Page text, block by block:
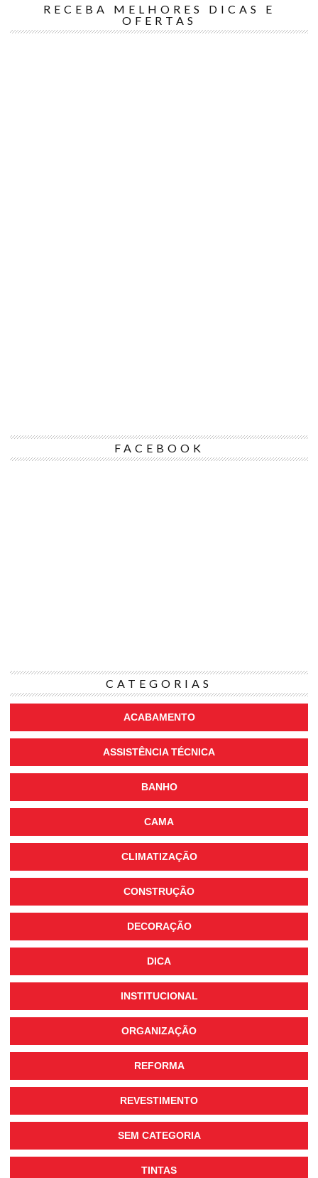
RECEBA MELHORES DICAS E
OFERTAS
FACEBOOK
CATEGORIAS
ACABAMENTO
ASSISTÊNCIA TÉCNICA
BANHO
CAMA
CLIMATIZAÇÃO
CONSTRUÇÃO
DECORAÇÃO
DICA
INSTITUCIONAL
ORGANIZAÇÃO
REFORMA
REVESTIMENTO
SEM CATEGORIA
TINTAS